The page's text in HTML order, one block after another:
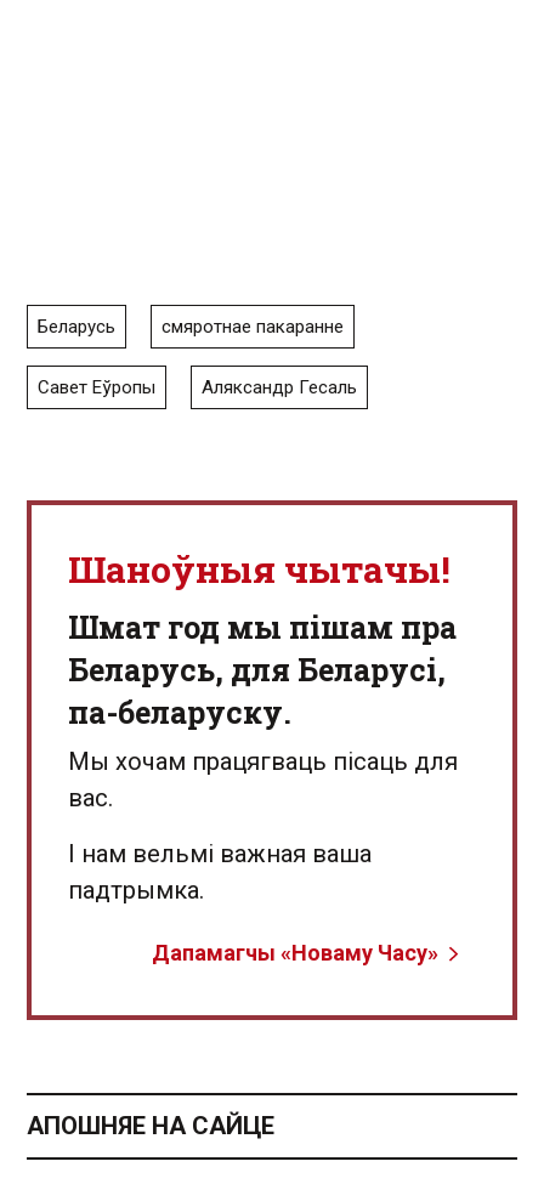
Беларусь смяротнае пакаранне
Савет Еўропы Аляксандр Гесаль
Шаноўныя чытачы!
Шмат год мы пішам пра
Беларусь, для Беларусі,
па-беларуску.
Мы хочам працягваць пісаць для
вас.
І нам вельмі важная ваша
падтрымка.
Дапамагчы «Новаму Часу»
АПОШНЯЕ НА САЙЦЕ